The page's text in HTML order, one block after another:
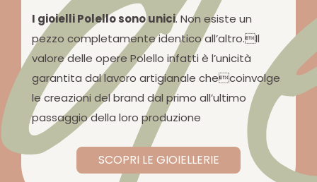
I gioielli Polello sono unici. Non esiste un
pezzo completamente identico all’altro.Il
valore delle opere Polello infatti è l’unicità
garantita dal lavoro artigianale checoinvolge
le creazioni del brand dal primo all’ultimo
passaggio della loro produzione
SCOPRI LE GIOIELLERIE